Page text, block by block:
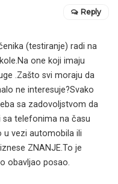
(testiranje) radi na
one koji imaju
.Zašto svi moraju da
ne interesuje?Svako
sa zadovoljstvom da
telefonima na času
u vezi automobila ili
ZNANJE.To je
obavljao posao.
Reply